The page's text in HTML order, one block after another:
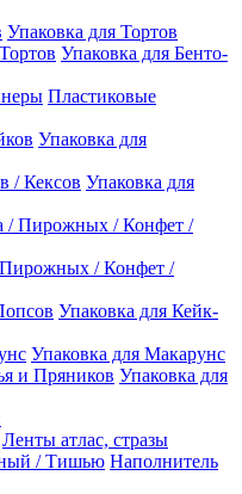
Упаковка для Тортов
Упаковка для Бенто-
Пластиковые
Упаковка для
Упаковка для
Пирожных / Конфет /
Упаковка для Кейк-
Упаковка для Макарунс
Упаковка для
Ленты атлас, стразы
Наполнитель